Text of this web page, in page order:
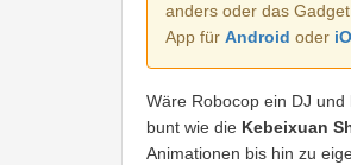
anders oder das
App für Android oder
Wäre Robocop ein DJ
bunt wie die Kebeixuan
Animationen bis hin zu